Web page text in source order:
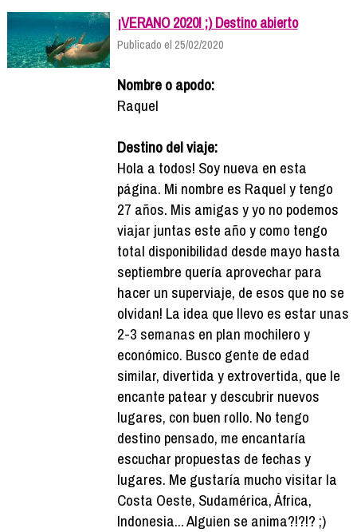
¡VERANO 2020! ;) Destino abierto
Publicado el 25/02/2020
Nombre o apodo:
Raquel
Destino del viaje:
Hola a todos! Soy nueva en esta
página. Mi nombre es Raquel y tengo
27 años. Mis amigas y yo no podemos
viajar juntas este año y como tengo
total disponibilidad desde mayo hasta
septiembre quería aprovechar para
hacer un superviaje, de esos que no se
olvidan! La idea que llevo es estar unas
2-3 semanas en plan mochilero y
económico. Busco gente de edad
similar, divertida y extrovertida, que le
encante patear y descubrir nuevos
lugares, con buen rollo. No tengo
destino pensado, me encantaría
escuchar propuestas de fechas y
lugares. Me gustaría mucho visitar la
Costa Oeste, Sudamérica, África,
Indonesia... Alguien se anima?!?!? ;)